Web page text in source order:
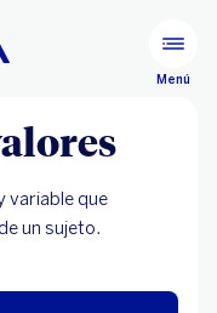
Menú
variable que
un sujeto.